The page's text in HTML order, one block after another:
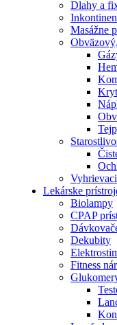
Dlahy a
Masážne
Lekárske
Biolampy
CPAP
Dekubity
Fitness